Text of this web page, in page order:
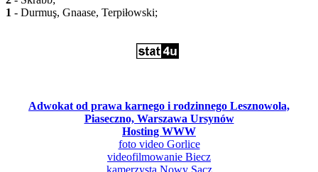
1 - Durmuş, Gnaase, Terpiłowski;
Adwokat od prawa karnego i rodzinnego Lesznowola,
Piaseczno, Warszawa Ursynów
Hosting WWW
foto video Gorlice
videofilmowanie Biecz